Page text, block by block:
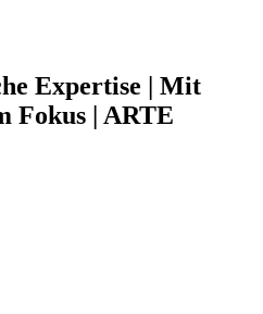
Expertise | Mit
Fokus | ARTE